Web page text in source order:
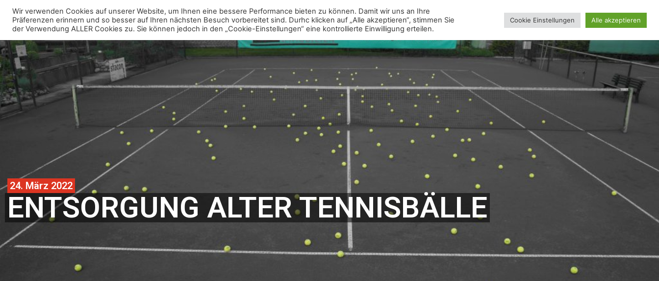
Über uns Anlage Mitgliedschaft Jugend Erwachsene Vereinskollektion
24. März 2022
ENTSORGUNG ALTER TENNISBÄLLE
Wir verwenden Cookies auf unserer Website, um Ihnen eine bessere Performance bieten zu können. Damit wir uns an Ihre
Präferenzen erinnern und so besser auf Ihren nächsten Besuch vorbereitet sind. Durhc klicken auf „Alle akzeptieren“, stimmen Sie
der Verwendung ALLER Cookies zu. Sie können jedoch in den „Cookie-Einstellungen“ eine kontrollierte Einwilligung erteilen.
Cookie Einstellungen Alle akzeptieren